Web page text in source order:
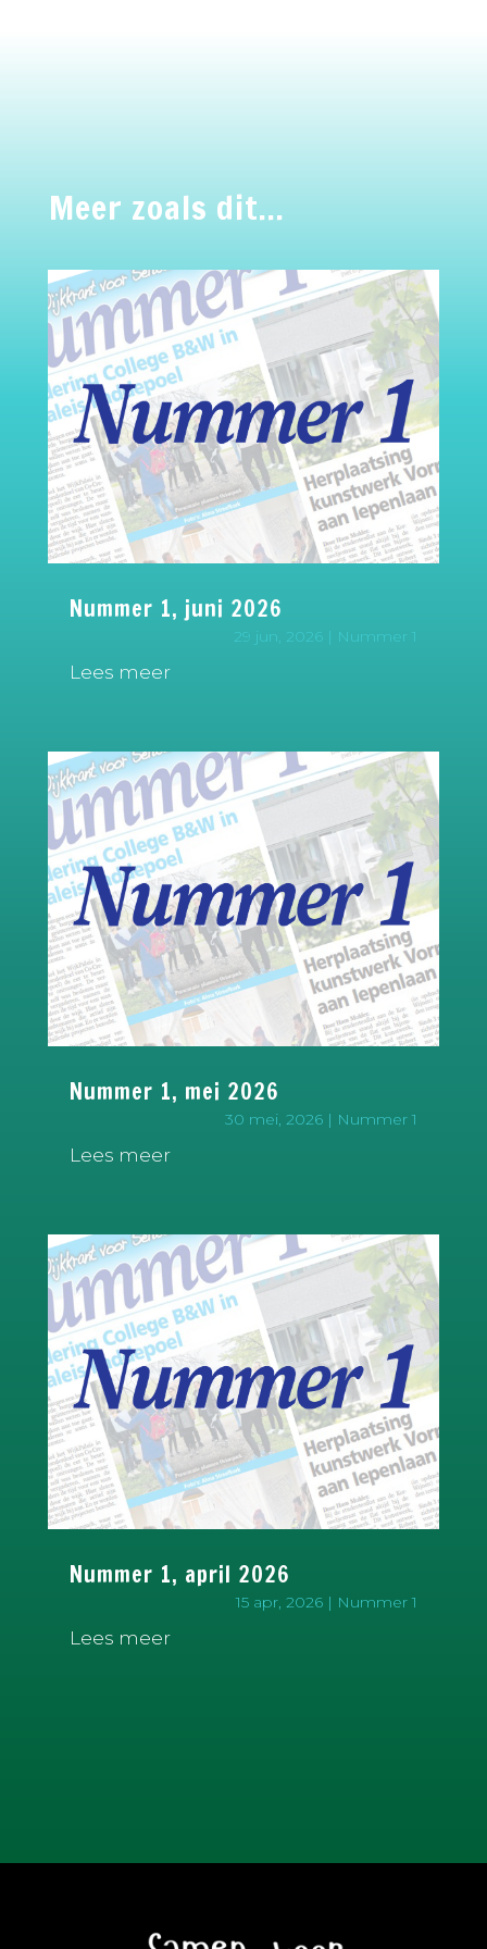
Meer zoals dit…
Nummer 1, juni 2026
29 jun, 2026 | Nummer 1
Lees meer
Nummer 1, mei 2026
30 mei, 2026 | Nummer 1
Lees meer
Nummer 1, april 2026
15 apr, 2026 | Nummer 1
Lees meer